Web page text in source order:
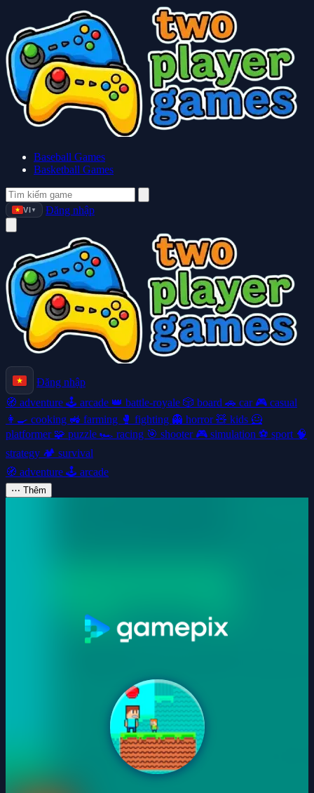
Baseball Games
Basketball Games
VI ▼ Đăng nhập
Đăng nhập
🧭 adventure 🕹️ arcade 👑 battle-royale 🎲 board 🚗 car 🎮 casual
👩‍🍳 cooking 🚜 farming 🥊 fighting 👻 horror🧸 kids 🦸
platformer 🧩 puzzle 🏎️ racing 🎯 shooter 🎮 simulation ⚽ sport 🧠
strategy 🏕️ survival
🧭 adventure 🕹️ arcade
⋯ Thêm